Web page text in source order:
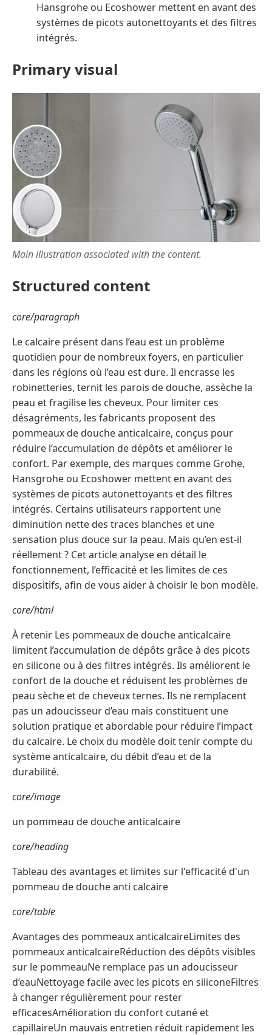
Hansgrohe ou Ecoshower mettent en avant des
systèmes de picots autonettoyants et des filtres
intégrés.
Primary visual
Main illustration associated with the content.
Structured content
core/paragraph
Le calcaire présent dans l’eau est un problème
quotidien pour de nombreux foyers, en particulier
dans les régions où l’eau est dure. Il encrasse les
robinetteries, ternit les parois de douche, assèche la
peau et fragilise les cheveux. Pour limiter ces
désagréments, les fabricants proposent des
pommeaux de douche anticalcaire, conçus pour
réduire l’accumulation de dépôts et améliorer le
confort. Par exemple, des marques comme Grohe,
Hansgrohe ou Ecoshower mettent en avant des
systèmes de picots autonettoyants et des filtres
intégrés. Certains utilisateurs rapportent une
diminution nette des traces blanches et une
sensation plus douce sur la peau. Mais qu’en est-il
réellement ? Cet article analyse en détail le
fonctionnement, l’efficacité et les limites de ces
dispositifs, afin de vous aider à choisir le bon modèle.
core/html
À retenir Les pommeaux de douche anticalcaire
limitent l’accumulation de dépôts grâce à des picots
en silicone ou à des filtres intégrés. Ils améliorent le
confort de la douche et réduisent les problèmes de
peau sèche et de cheveux ternes. Ils ne remplacent
pas un adoucisseur d’eau mais constituent une
solution pratique et abordable pour réduire l’impact
du calcaire. Le choix du modèle doit tenir compte du
système anticalcaire, du débit d’eau et de la
durabilité.
core/image
un pommeau de douche anticalcaire
core/heading
Tableau des avantages et limites sur l'efficacité d'un
pommeau de douche anti calcaire
core/table
Avantages des pommeaux anticalcaireLimites des
pommeaux anticalcaireRéduction des dépôts visibles
sur le pommeauNe remplace pas un adoucisseur
d’eauNettoyage facile avec les picots en siliconeFiltres
à changer régulièrement pour rester
efficacesAmélioration du confort cutané et
capillaireUn mauvais entretien réduit rapidement les